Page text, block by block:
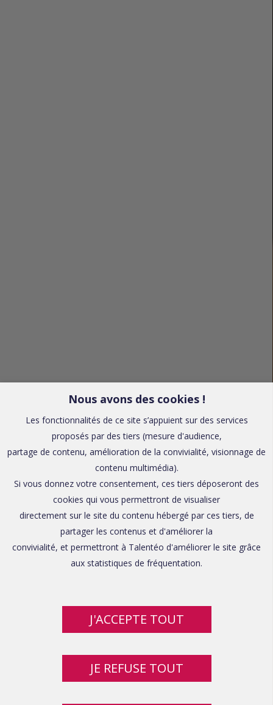
Nous avons des cookies !
Les fonctionnalités de ce site s’appuient sur des services
proposés par des tiers (mesure d'audience,
partage de contenu, amélioration de la convivialité, visionnage de
contenu multimédia).
Si vous donnez votre consentement, ces tiers déposeront des
cookies qui vous permettront de visualiser
directement sur le site du contenu hébergé par ces tiers, de
partager les contenus et d'améliorer la
convivialité, et permettront à Talentéo d'améliorer le site grâce
aux statistiques de fréquentation.
J'ACCEPTE TOUT
JE REFUSE TOUT